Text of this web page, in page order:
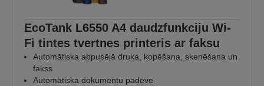
EcoTank L6550 A4 daudzfunkciju Wi-
Fi tintes tvertnes printeris ar faksu
Automātiska abpusējā druka, kopēšana, skenēšana un
fakss
Automātiska dokumentu padeve